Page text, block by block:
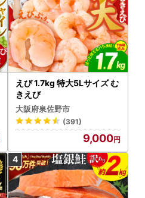
えび 1.7kg 特大5Lサイズ む
きえび
大阪府泉佐野市
(391)
9,000